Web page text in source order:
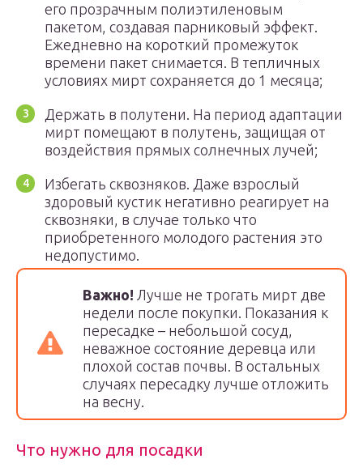
его прозрачным полиэтиленовым
пакетом, создавая парниковый эффект.
Ежедневно на короткий промежуток
времени пакет снимается. В тепличных
условиях мирт сохраняется до 1 месяца;
Держать в полутени. На период адаптации
мирт помещают в полутень, защищая от
воздействия прямых солнечных лучей;
Избегать сквозняков. Даже взрослый
здоровый кустик негативно реагирует на
сквозняки, в случае только что
приобретенного молодого растения это
недопустимо.
Важно! Лучше не трогать мирт две
недели после покупки. Показания к
пересадке – небольшой сосуд,
неважное состояние деревца или
плохой состав почвы. В остальных
случаях пересадку лучше отложить
на весну.
Что нужно для посадки